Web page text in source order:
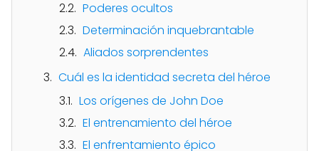
Poderes ocultos
Determinación inquebrantable
Aliados sorprendentes
Cuál es la identidad secreta del héroe
Los orígenes de John Doe
El entrenamiento del héroe
El enfrentamiento épico